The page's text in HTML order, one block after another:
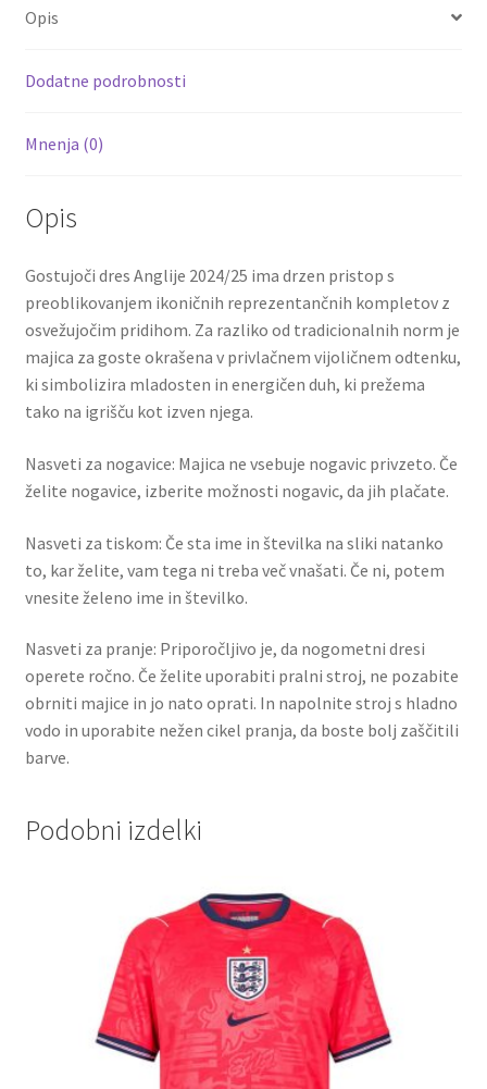
k
Opis
Dodatne podrobnosti
Mnenja (0)
Opis
Gostujoči dres Anglije 2024/25 ima drzen pristop s
preoblikovanjem ikoničnih reprezentančnih kompletov z
osvežujočim pridihom. Za razliko od tradicionalnih norm je
majica za goste okrašena v privlačnem vijoličnem odtenku,
ki simbolizira mladosten in energičen duh, ki prežema
tako na igrišču kot izven njega.
Nasveti za nogavice: Majica ne vsebuje nogavic privzeto. Če
želite nogavice, izberite možnosti nogavic, da jih plačate.
Nasveti za tiskom: Če sta ime in številka na sliki natanko
to, kar želite, vam tega ni treba več vnašati. Če ni, potem
vnesite želeno ime in številko.
Nasveti za pranje: Priporočljivo je, da nogometni dresi
operete ročno. Če želite uporabiti pralni stroj, ne pozabite
obrniti majice in jo nato oprati. In napolnite stroj s hladno
vodo in uporabite nežen cikel pranja, da boste bolj zaščitili
barve.
Podobni izdelki